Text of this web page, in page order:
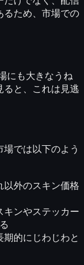
るため、市場での
にも大きなうね
ると、これは見逃
では以下のよう
以外のスキン価格
キンやステッカー
的にじわじわと